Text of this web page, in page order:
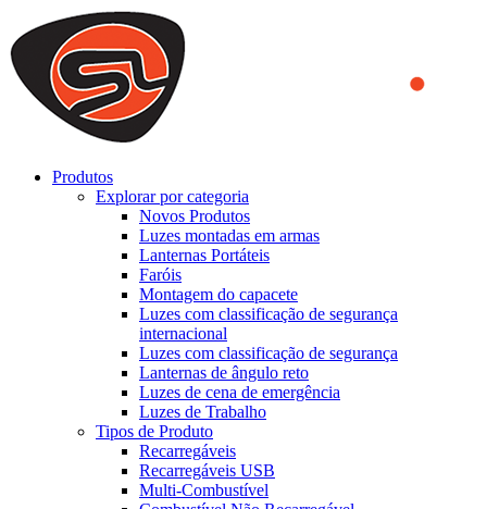
We use cookies to ensure that we provide you the best experience
on our website. By continuing to browse this website, you accept
that cookies are used to help us analyze how the website is used and
to offer you a better experience. To learn more or to find out how
you can disable cookies, you can access our
Produtos
Explorar por categoria
Novos Produtos
Luzes montadas em armas
Lanternas Portáteis
Faróis
Montagem do capacete
Luzes com classificação de segurança
internacional
Luzes com classificação de segurança
Lanternas de ângulo reto
Luzes de cena de emergência
Luzes de Trabalho
Tipos de Produto
Recarregáveis
Recarregáveis USB
Multi-Combustível